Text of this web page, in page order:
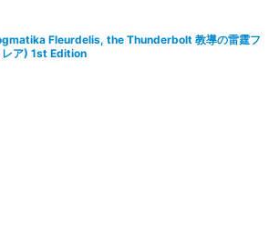
Fleurdelis, the Thunderbolt 教導の雷霆フ
レア) 1st Edition